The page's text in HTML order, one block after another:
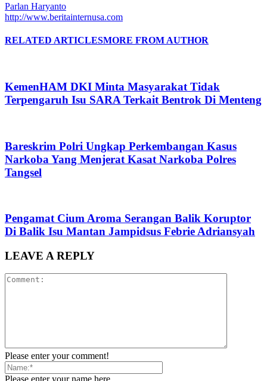
Parlan Haryanto
http://www.beritainternusa.com
RELATED ARTICLESMORE FROM AUTHOR
KemenHAM DKI Minta Masyarakat Tidak
Terpengaruh Isu SARA Terkait Bentrok Di Menteng
Bareskrim Polri Ungkap Perkembangan Kasus
Narkoba Yang Menjerat Kasat Narkoba Polres
Tangsel
Pengamat Cium Aroma Serangan Balik Koruptor
Di Balik Isu Mantan Jampidsus Febrie Adriansyah
LEAVE A REPLY
Please enter your comment!